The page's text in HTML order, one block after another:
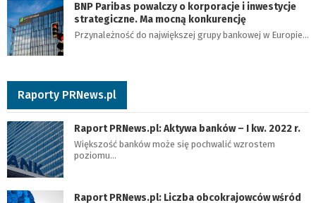
BNP Paribas powalczy o korporacje i inwestycje
strategiczne. Ma mocną konkurencję
Przynależność do największej grupy bankowej w Europie…
Raporty PRNews.pl
Raport PRNews.pl: Aktywa banków – I kw. 2022 r.
Większość banków może się pochwalić wzrostem
poziomu…
Raport PRNews.pl: Liczba obcokrajowców wśród